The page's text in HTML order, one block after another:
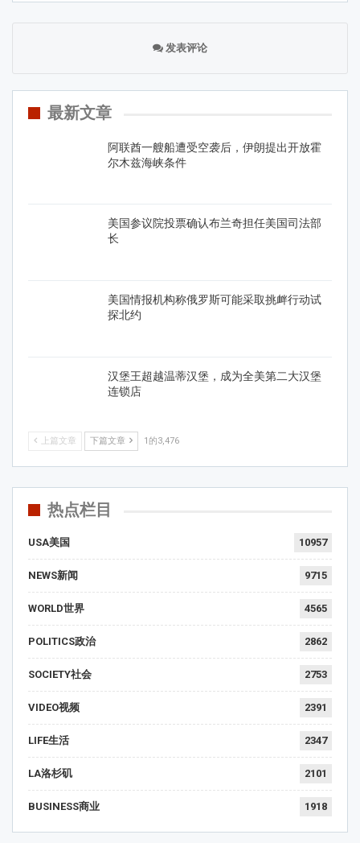
发表评论
最新文章
阿联酋一艘船遭受空袭后，伊朗提出开放霍
尔木兹海峡条件
美国参议院投票确认布兰奇担任美国司法部
长
美国情报机构称俄罗斯可能采取挑衅行动试
探北约
汉堡王超越温蒂汉堡，成为全美第二大汉堡
连锁店
上篇文章 下篇文章 1的3,476
热点栏目
USA美国 10957
NEWS新闻 9715
WORLD世界 4565
POLITICS政治 2862
SOCIETY社会 2753
VIDEO视频 2391
LIFE生活 2347
LA洛杉矶 2101
BUSINESS商业 1918